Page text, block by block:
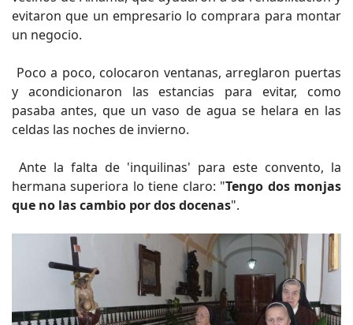
evitaron que un empresario lo comprara para montar
un negocio.
Poco a poco, colocaron ventanas, arreglaron puertas
y acondicionaron las estancias para evitar, como
pasaba antes, que un vaso de agua se helara en las
celdas las noches de invierno.
Ante la falta de 'inquilinas' para este convento, la
hermana superiora lo tiene claro: "Tengo dos monjas
que no las cambio por dos docenas".